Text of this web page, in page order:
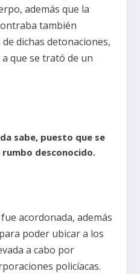
además que la
también
dichas detonaciones,
que se trató de un
sabe, puesto que se
desconocido.
acordonada, además
poder ubicar a los
a cabo por
policíacas.